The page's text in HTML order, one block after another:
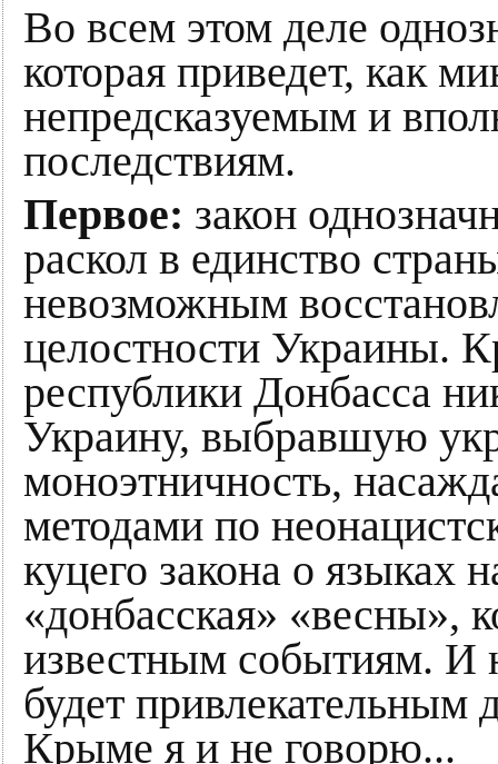
Во всем этом деле
которая приведет, как
непредсказуемым и
последствиям.
Первое: закон
раскол в единство
невозможным
целостности Украины.
республики Донбасса
Украину, выбравшую
моноэтничность,
методами по
куцего закона о языках
«донбасская» «весны»,
известным событиям. И
будет
Крыме я и не говорю...